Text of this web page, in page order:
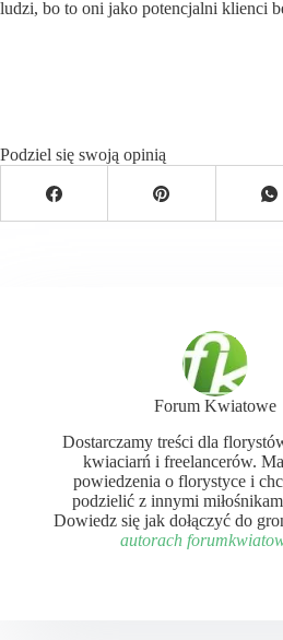
ludzi, bo to oni jako potencjalni klienci
Podziel się swoją opinią
Forum Kwiatowe
Dostarczamy treści dla
kwiaciarń i freelancerów.
powiedzenia o florystyce i
podzielić z innymi
Dowiedz się jak dołączyć do
autorach